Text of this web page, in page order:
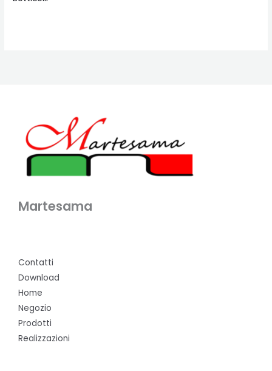
Martesama
Contatti
Download
Home
Negozio
Prodotti
Realizzazioni